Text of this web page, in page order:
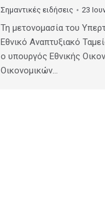
Σημαντικές ειδήσεις 23
Τη μετονομασία του
Εθνικό Αναπτυξιακό
ο υπουργός Εθνικής
Οικονομικών…